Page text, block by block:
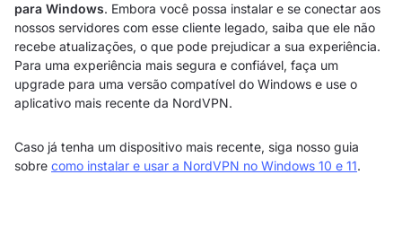
para Windows. Embora você possa instalar e se conectar aos
nossos servidores com esse cliente legado, saiba que ele não
recebe atualizações, o que pode prejudicar a sua experiência.
Para uma experiência mais segura e confiável, faça um
upgrade para uma versão compatível do Windows e use o
aplicativo mais recente da NordVPN.
Caso já tenha um dispositivo mais recente, siga nosso guia
sobre como instalar e usar a NordVPN no Windows 10 e 11.